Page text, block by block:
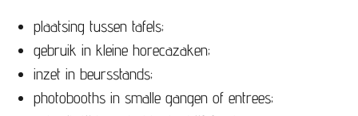
plaatsing tussen tafels;
gebruik in kleine horecazaken;
inzet in beursstands;
photobooths in smalle gangen of entrees;